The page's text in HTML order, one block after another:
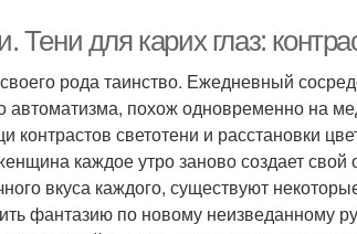
Тени для карих глаз:
рода таинство. Ежедневный
автоматизма, похож одновременно на
контрастов светотени и расстановки
каждое утро заново создает
вкуса каждого, существуют
фантазию по новому неизведанному